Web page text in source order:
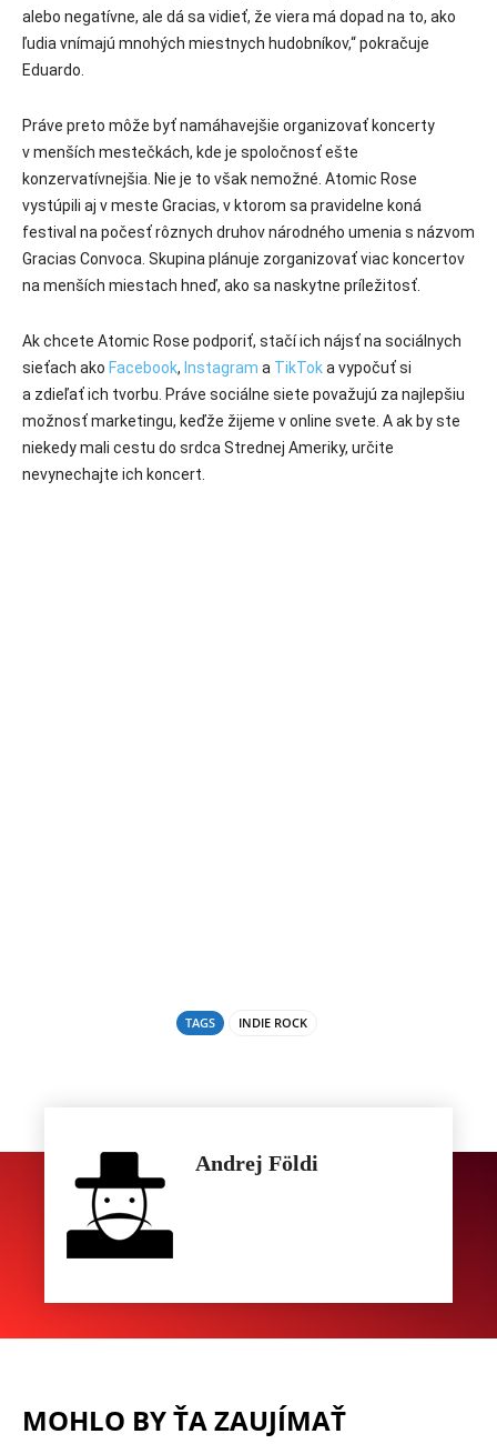
alebo negatívne, ale dá sa vidieť, že viera má dopad na to, ako
ľudia vnímajú mnohých miestnych hudobníkov,“ pokračuje
Eduardo.
Práve preto môže byť namáhavejšie organizovať koncerty
v menších mestečkách, kde je spoločnosť ešte
konzervatívnejšia. Nie je to však nemožné. Atomic Rose
vystúpili aj v meste Gracias, v ktorom sa pravidelne koná
festival na počesť rôznych druhov národného umenia s názvom
Gracias Convoca. Skupina plánuje zorganizovať viac koncertov
na menších miestach hneď, ako sa naskytne príležitosť.
Ak chcete Atomic Rose podporiť, stačí ich nájsť na sociálnych
sieťach ako Facebook, Instagram a TikToka vypočuť si
a zdieľať ich tvorbu. Práve sociálne siete považujú za najlepšiu
možnosť marketingu, keďže žijeme v online svete. A ak by ste
niekedy mali cestu do srdca Strednej Ameriky, určite
nevynechajte ich koncert.
TAGS INDIE ROCK
Andrej Földi
MOHLO BY ŤA ZAUJÍMAŤ